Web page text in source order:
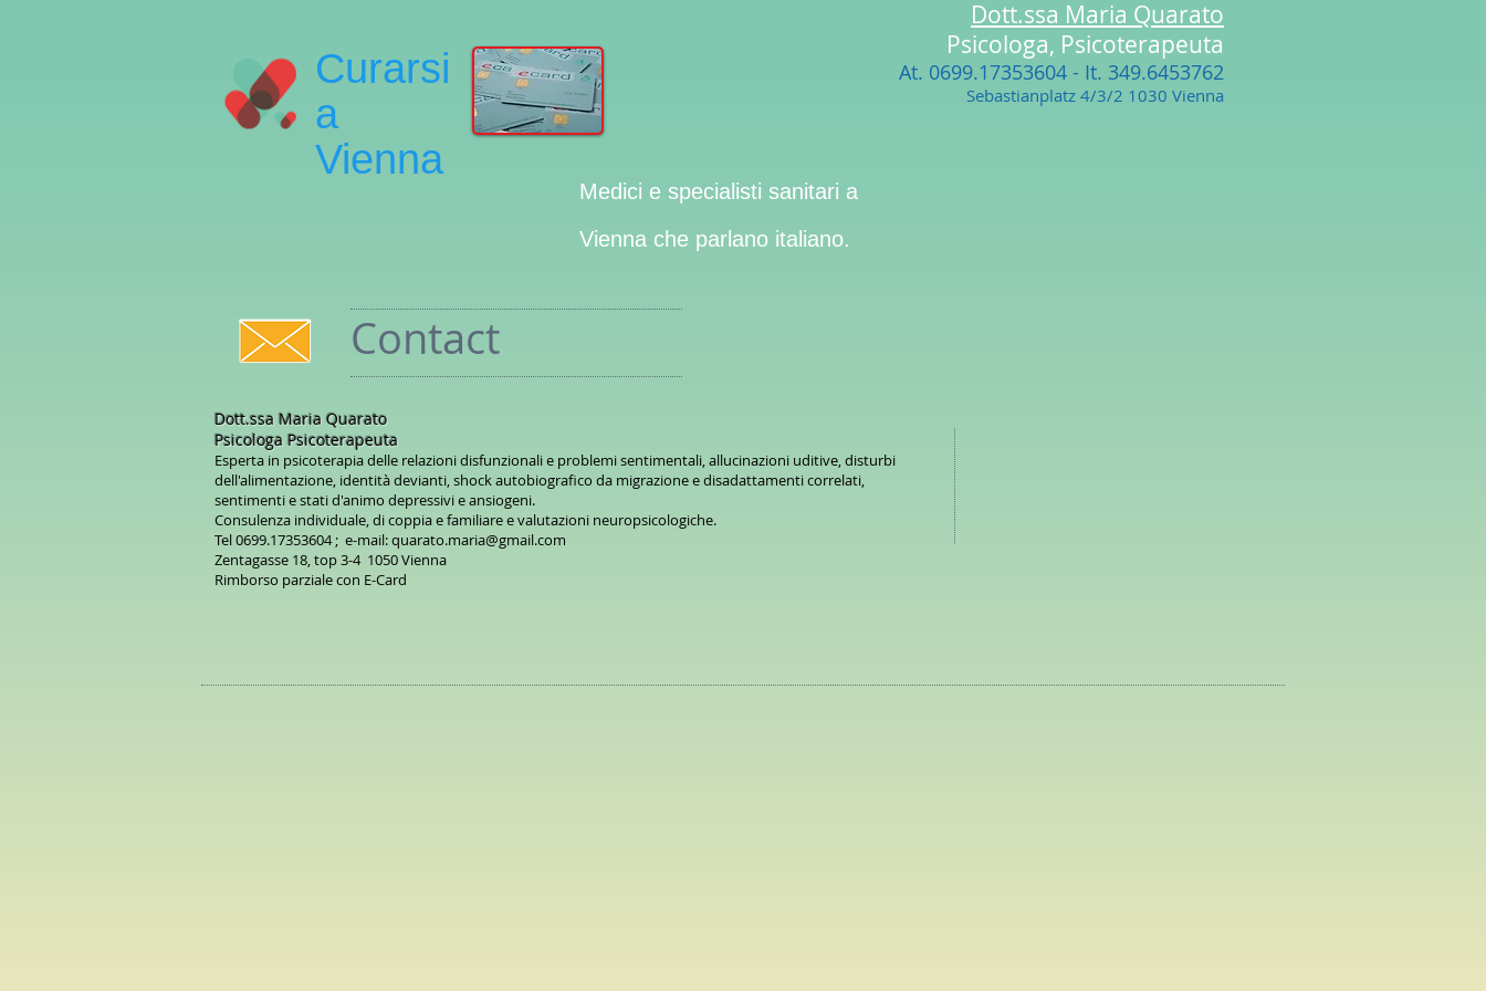
Curarsi
a
Vienna
Dott.ssa Maria Quarato
Psicologa, Psicoterapeuta
At. 0699.17353604 - It. 349.6453762
Sebastianplatz 4/3/2 1030 Vienna
Medici e specialisti sanitari a
Vienna che parlano italiano.
Contact
Dott.ssa Maria Quarato
Psicologa Psicoterapeuta
Esperta in psicoterapia delle relazioni disfunzionali e problemi sentimentali, allucinazioni uditive, disturbi
dell'alimentazione, identità devianti, shock autobiografico da migrazione e disadattamenti correlati,
sentimenti e stati d'animo depressivi e ansiogeni.
Consulenza individuale, di coppia e familiare e valutazioni neuropsicologiche.
Tel 0699.17353604 ; e-mail:quarato.maria@gmail.com
Zentagasse 18, top 3-4 1050 Vienna
Rimborso parziale con E-Card